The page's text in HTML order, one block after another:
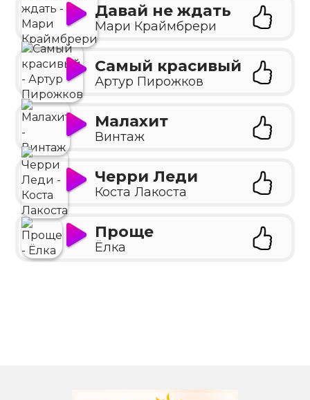
Давай не ждать
Мари Краймбрери
Самый красивый
Артур Пирожков
Малахит
Винтаж
Черри Леди
Коста Лакоста
Проще
Ёлка